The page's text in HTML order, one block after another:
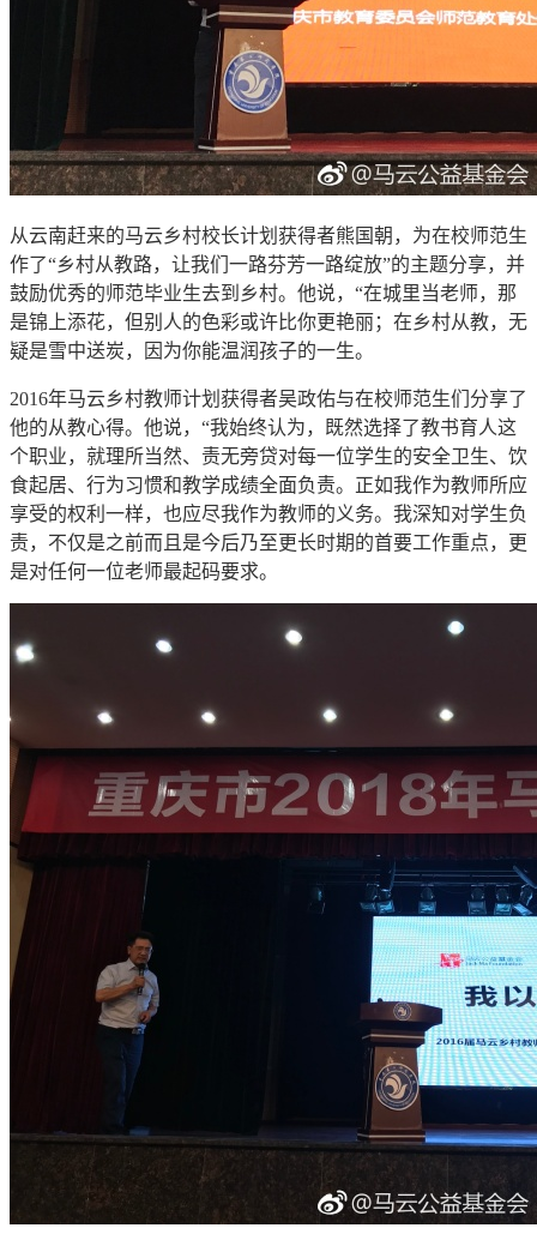
从云南赶来的马云乡村校长计划获得者熊国朝，为在校师范生
作了“乡村从教路，让我们一路芬芳一路绽放”的主题分享，并
鼓励优秀的师范毕业生去到乡村。他说，“在城里当老师，那
是锦上添花，但别人的色彩或许比你更艳丽；在乡村从教，无
疑是雪中送炭，因为你能温润孩子的一生。
2016年马云乡村教师计划获得者吴政佑与在校师范生们分享了
他的从教心得。他说，“我始终认为，既然选择了教书育人这
个职业，就理所当然、责无旁贷对每一位学生的安全卫生、饮
食起居、行为习惯和教学成绩全面负责。正如我作为教师所应
享受的权利一样，也应尽我作为教师的义务。我深知对学生负
责，不仅是之前而且是今后乃至更长时期的首要工作重点，更
是对任何一位老师最起码要求。